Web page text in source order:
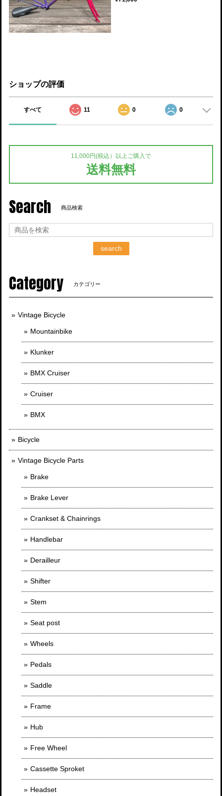
ショップの評価
すべて 11 0 0
11,000円(税込）以上ご購入で
送料無料
Search 商品検索
search
Category カテゴリー
Vintage Bicycle
Mountainbike
Klunker
BMX Cruiser
Cruiser
BMX
Bicycle
Vintage Bicycle Parts
Brake
Brake Lever
Crankset & Chainrings
Handlebar
Derailleur
Shifter
Stem
Seat post
Wheels
Pedals
Saddle
Frame
Hub
Free Wheel
Cassette Sproket
Headset